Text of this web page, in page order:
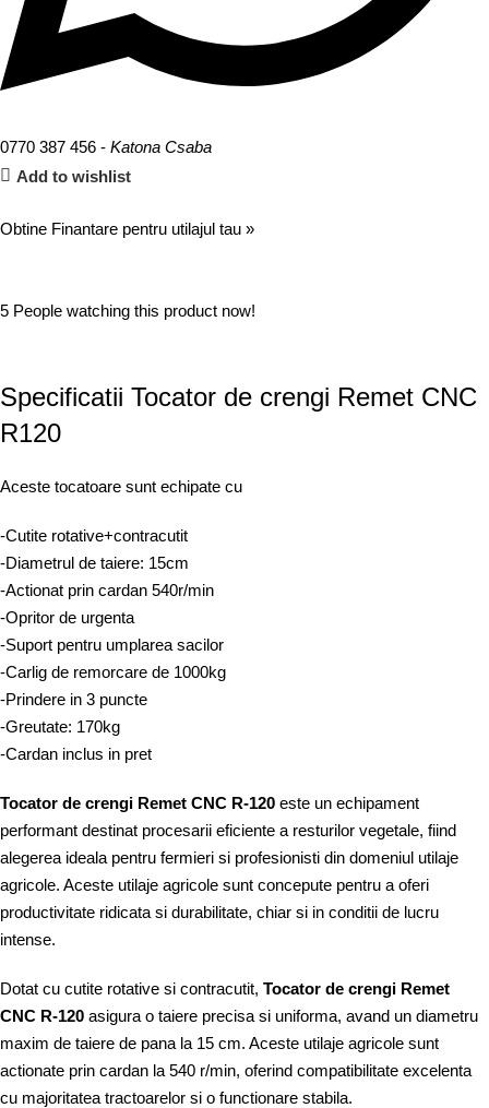
0770 387 456 - Katona Csaba
Add to wishlist
Obtine Finantare pentru utilajul tau »
5 People watching this product now!
Specificatii Tocator de crengi Remet CNC
R120
Aceste tocatoare sunt echipate cu
-Cutite rotative+contracutit
-Diametrul de taiere: 15cm
-Actionat prin cardan 540r/min
-Opritor de urgenta
-Suport pentru umplarea sacilor
-Carlig de remorcare de 1000kg
-Prindere in 3 puncte
-Greutate: 170kg
-Cardan inclus in pret
Tocator de crengi Remet CNC R-120 este un echipament
performant destinat procesarii eficiente a resturilor vegetale, fiind
alegerea ideala pentru fermieri si profesionisti din domeniul utilaje
agricole. Aceste utilaje agricole sunt concepute pentru a oferi
productivitate ridicata si durabilitate, chiar si in conditii de lucru
intense.
Dotat cu cutite rotative si contracutit, Tocator de crengi Remet
CNC R-120 asigura o taiere precisa si uniforma, avand un diametru
maxim de taiere de pana la 15 cm. Aceste utilaje agricole sunt
actionate prin cardan la 540 r/min, oferind compatibilitate excelenta
cu majoritatea tractoarelor si o functionare stabila.